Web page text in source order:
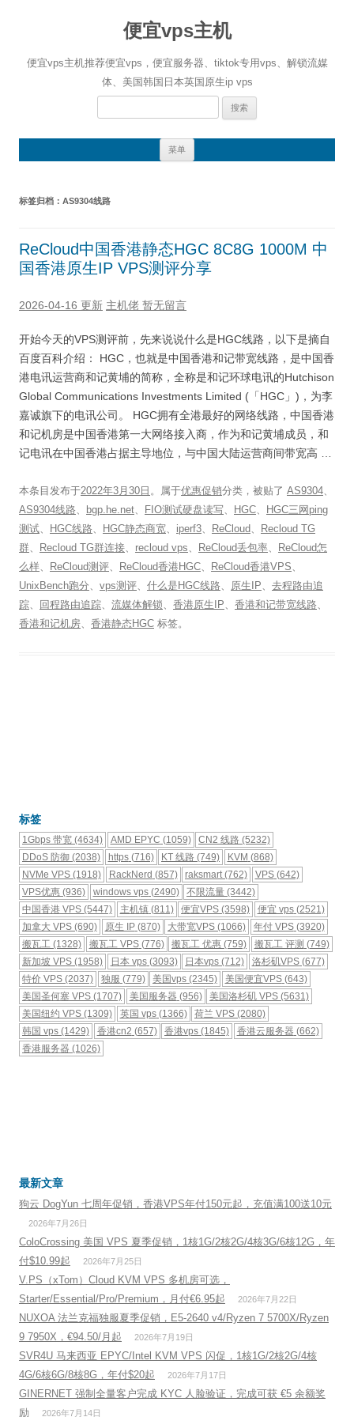
便宜vps主机
便宜vps主机推荐便宜vps，便宜服务器、tiktok专用vps、解锁流媒
体、美国韩国日本英国原生ip vps
搜
菜单
标签归档： AS9304线路
ReCloud中国香港静态HGC 8C8G 1000M 中
国香港原生IP VPS测评分享
2026-04-16 更新 主机佬 暂无留言
开始今天的VPS测评前，先来说说什么是HGC线路，以下是摘自
百度百科介绍： HGC，也就是中国香港和记带宽线路，是中国香
港电讯运营商和记黄埔的简称，全称是和记环球电讯的Hutchison
Global Communications Investments Limited (「HGC」)，为李
嘉诚旗下的电讯公司。 HGC拥有全港最好的网络线路，中国香港
和记机房是中国香港第一大网络接入商，作为和记黄埔成员，和
记电讯在中国香港占据主导地位，与中国大陆运营商间带宽高 …
本条目发布于2022年3月30日 。属于优惠促销分类，被贴了 AS9304、
AS9304线路、 bgp.he.net、 FIO测试硬盘读写、 HGC、
HGC三网ping
测试、 HGC线路、 HGC静态商宽、 iperf3、 ReCloud、
Recloud TG
群、 Recloud TG群连接、 recloud vps、 ReCloud丢包率、
ReCloud怎
么样、 ReCloud测评、 ReCloud香港HGC、 ReCloud香港VPS、
UnixBench跑分、 vps测评、 什么是HGC线路、 原生IP、 去程路由追
踪、 回程路由追踪、 流媒体解锁、 香港原生IP、 香港和记带宽线路、
香港和记机房、 香港静态HGC 标签。
标签
1Gbps 带宽 (4634) AMD EPYC (1059) CN2 线路 (5232)
DDoS 防御 (2038) https(716) KT 线路 (749) KVM (868)
NVMe VPS (1918) RackNerd (857) raksmart(762) VPS(642)
VPS优惠 (936) windows vps(2490) 不限流量 (3442)
中国香港 VPS (5447) 主机镇(811) 便宜VPS (3598) 便宜 vps(2521)
加拿大 VPS (690) 原生 IP(870) 大带宽VPS (1066) 年付 VPS(3920)
搬瓦工 (1328) 搬瓦工 VPS(776) 搬瓦工 优惠 (759) 搬瓦工 评测 (749)
新加坡 VPS (1958) 日本 vps(3093) 日本vps (712) 洛杉矶VPS(677)
特价 VPS (2037) 独服 (779) 美国vps (2345) 美国便宜VPS(643)
美国圣何塞 VPS (1707) 美国服务器 (956) 美国洛杉矶 VPS (5631)
美国纽约 VPS (1309) 英国 vps(1366) 荷兰 VPS (2080)
韩国 vps (1429) 香港cn2 (657) 香港vps (1845) 香港云服务器 (662)
香港服务器 (1026)
最新文章
狗云 DogYun 七周年促销，香港VPS年付150元起，充值满100送10元
2026年7月26日
ColoCrossing 美国 VPS 夏季促销，1核1G/2核2G/4核3G/6核12G，年
付$10.99起
2026年7月25日
V.PS（xTom）Cloud KVM VPS 多机房可选，
Starter/Essential/Pro/Premium，月付€6.95起
2026年7月22日
NUXOA 法兰克福独服夏季促销，E5-2640 v4/Ryzen 7 5700X/Ryzen
9 7950X，€94.50/月起
2026年7月19日
SVR4U 马来西亚 EPYC/Intel KVM VPS 闪促，1核1G/2核2G/4核
4G/6核6G/8核8G，年付$20起
2026年7月17日
GINERNET 强制全量客户完成 KYC 人脸验证，完成可获 €5 余额奖
励
2026年7月14日